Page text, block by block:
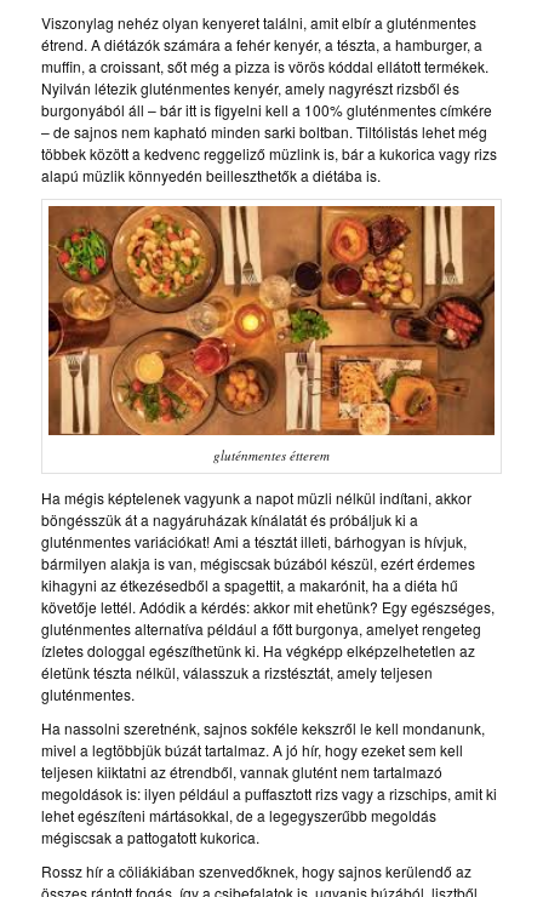
Viszonylag nehéz olyan kenyeret találni, amit elbír a gluténmentes
étrend. A diétázók számára a fehér kenyér, a tészta, a hamburger, a
muffin, a croissant, sőt még a pizza is vörös kóddal ellátott termékek.
Nyilván létezik gluténmentes kenyér, amely nagyrészt rizsből és
burgonyából áll – bár itt is figyelni kell a 100% gluténmentes címkére
– de sajnos nem kapható minden sarki boltban. Tiltólistás lehet még
többek között a kedvenc reggeliző müzlink is, bár a kukorica vagy rizs
alapú müzlik könnyedén beilleszthetők a diétába is.
gluténmentes étterem
Ha mégis képtelenek vagyunk a napot müzli nélkül indítani, akkor
böngésszük át a nagyáruházak kínálatát és próbáljuk ki a
gluténmentes variációkat! Ami a tésztát illeti, bárhogyan is hívjuk,
bármilyen alakja is van, mégiscsak búzából készül, ezért érdemes
kihagyni az étkezésedből a spagettit, a makarónit, ha a diéta hű
követője lettél. Adódik a kérdés: akkor mit ehetünk? Egy egészséges,
gluténmentes alternatíva például a főtt burgonya, amelyet rengeteg
ízletes dologgal egészíthetünk ki. Ha végképp elképzelhetetlen az
életünk tészta nélkül, válasszuk a rizstésztát, amely teljesen
gluténmentes.
Ha nassolni szeretnénk, sajnos sokféle kekszről le kell mondanunk,
mivel a legtöbbjük búzát tartalmaz. A jó hír, hogy ezeket sem kell
teljesen kiiktatni az étrendből, vannak glutént nem tartalmazó
megoldások is: ilyen például a puffasztott rizs vagy a rizschips, amit ki
lehet egészíteni mártásokkal, de a legegyszerűbb megoldás
mégiscsak a pattogatott kukorica.
Rossz hír a cöliákiában szenvedőknek, hogy sajnos kerülendő az
összes rántott fogás, így a csibefalatok is, ugyanis búzából, lisztből